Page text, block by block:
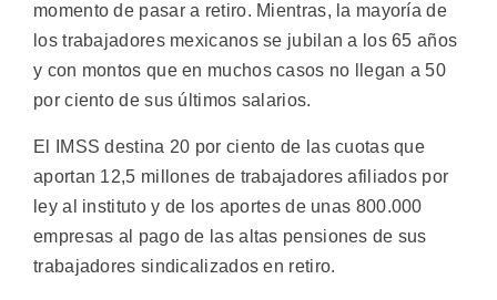
momento de pasar a retiro. Mientras, la mayoría de
los trabajadores mexicanos se jubilan a los 65 años
y con montos que en muchos casos no llegan a 50
por ciento de sus últimos salarios.
El IMSS destina 20 por ciento de las cuotas que
aportan 12,5 millones de trabajadores afiliados por
ley al instituto y de los aportes de unas 800.000
empresas al pago de las altas pensiones de sus
trabajadores sindicalizados en retiro.